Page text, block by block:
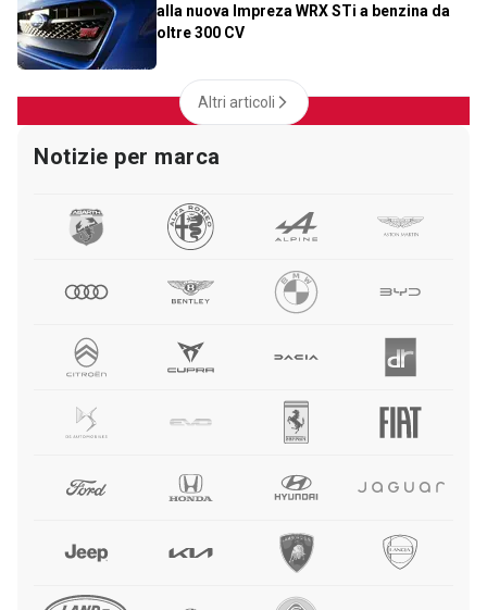
alla nuova Impreza WRX STi a benzina da
oltre 300 CV
Altri articoli
Notizie per marca